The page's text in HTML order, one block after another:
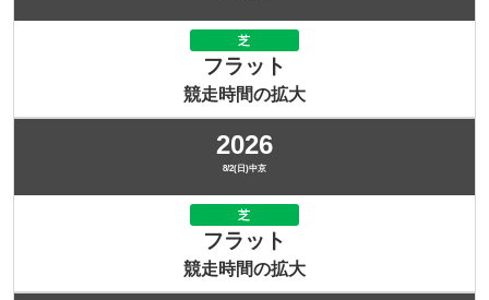
芝
フラット
競走時間の拡大
2026
8/2(日)中京
芝
フラット
競走時間の拡大